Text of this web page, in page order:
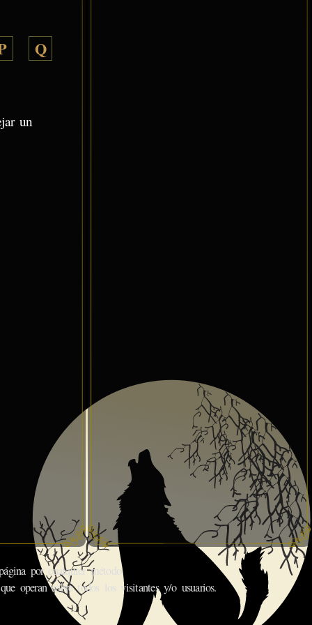
Q
un
por cualquier método.
operan sobre todos los visitantes y/o usuarios.